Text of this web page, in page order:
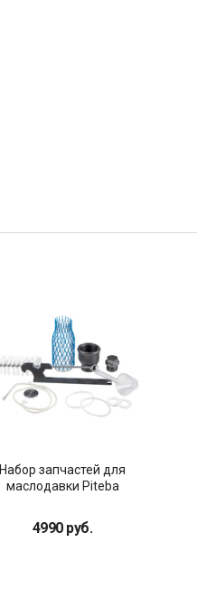
Набор запчастей для
маслодавки Piteba
4990 руб.